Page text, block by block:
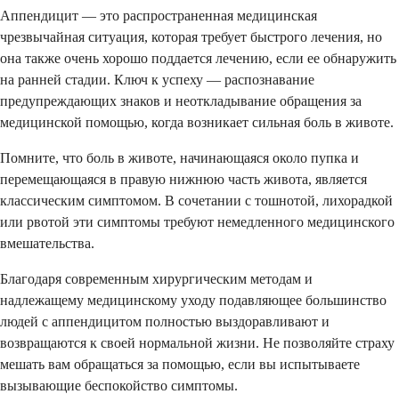
Аппендицит — это распространенная медицинская
чрезвычайная ситуация, которая требует быстрого лечения, но
она также очень хорошо поддается лечению, если ее обнаружить
на ранней стадии. Ключ к успеху — распознавание
предупреждающих знаков и неоткладывание обращения за
медицинской помощью, когда возникает сильная боль в животе.
Помните, что боль в животе, начинающаяся около пупка и
перемещающаяся в правую нижнюю часть живота, является
классическим симптомом. В сочетании с тошнотой, лихорадкой
или рвотой эти симптомы требуют немедленного медицинского
вмешательства.
Благодаря современным хирургическим методам и
надлежащему медицинскому уходу подавляющее большинство
людей с аппендицитом полностью выздоравливают и
возвращаются к своей нормальной жизни. Не позволяйте страху
мешать вам обращаться за помощью, если вы испытываете
вызывающие беспокойство симптомы.